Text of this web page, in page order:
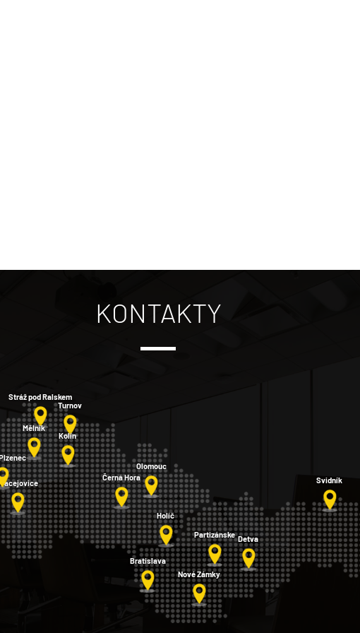
KONTAKTY
Stráž pod Ralskem
Mělník
Turnov
Olomouc
Kolín
Černá Hora
Bratislava
Holíč
Partizánske
Svidník
Detva
Nové Zámky